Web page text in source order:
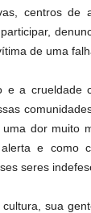
centros de
de uma
e a crueldade
dor muito
e como
seres
sua